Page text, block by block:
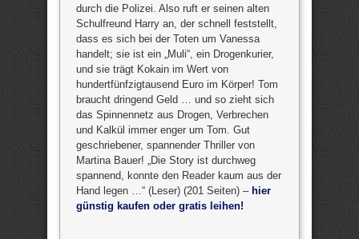
durch die Polizei. Also ruft er seinen alten
Schulfreund Harry an, der schnell feststellt,
dass es sich bei der Toten um Vanessa
handelt; sie ist ein „Muli“, ein Drogenkurier,
und sie trägt Kokain im Wert von
hundertfünfzigtausend Euro im Körper! Tom
braucht dringend Geld … und so zieht sich
das Spinnennetz aus Drogen, Verbrechen
und Kalkül immer enger um Tom. Gut
geschriebener, spannender Thriller von
Martina Bauer! „Die Story ist durchweg
spannend, konnte den Reader kaum aus der
Hand legen …“ (Leser) (201 Seiten) – hier
günstig kaufen oder gratis leihen!